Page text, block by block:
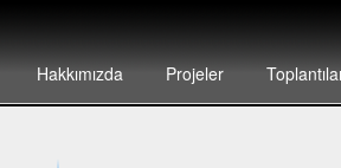
Hakkımızda Projeler